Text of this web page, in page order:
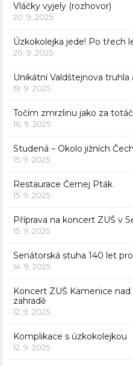
Vláčky vyjely (rozhovor)
20. 9. 2025
Úzkokolejka jede! Po třech
20. 9. 2025
Unikátní Valdštejnova truhla
19. 9. 2025
Točím zmrzlinu jako za
16. 9. 2025
Studená – Okolo jižních Čech
15. 9. 2025
Restaurace Černej Pták
15. 9. 2025
Příprava na koncert ZUŠ v
15. 9. 2025
Senátorská stuha 140 let
14. 9. 2025
Koncert ZUŠ Kamenice
zahradě
12. 9. 2025
Komplikace s úzkokolejkou
12. 9. 2025